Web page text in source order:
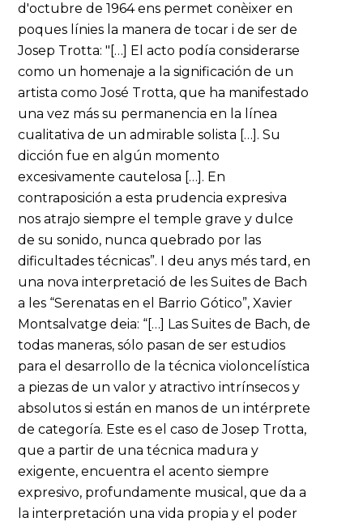
d'octubre de 1964 ens permet conèixer en
poques línies la manera de tocar i de ser de
Josep Trotta: "[…] El acto podía considerarse
como un homenaje a la significación de un
artista como José Trotta, que ha manifestado
una vez más su permanencia en la línea
cualitativa de un admirable solista […]. Su
dicción fue en algún momento
excesivamente cautelosa […]. En
contraposición a esta prudencia expresiva
nos atrajo siempre el temple grave y dulce
de su sonido, nunca quebrado por las
dificultades técnicas”. I deu anys més tard, en
una nova interpretació de les Suites de Bach
a les “Serenatas en el Barrio Gótico”, Xavier
Montsalvatge deia: “[…] Las Suites de Bach, de
todas maneras, sólo pasan de ser estudios
para el desarrollo de la técnica violoncelística
a piezas de un valor y atractivo intrínsecos y
absolutos si están en manos de un intérprete
de categoría. Este es el caso de Josep Trotta,
que a partir de una técnica madura y
exigente, encuentra el acento siempre
expresivo, profundamente musical, que da a
la interpretación una vida propia y el poder